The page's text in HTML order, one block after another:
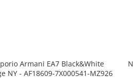
Armani EA7 Black&White
NY - AF18609-7X000541-MZ926